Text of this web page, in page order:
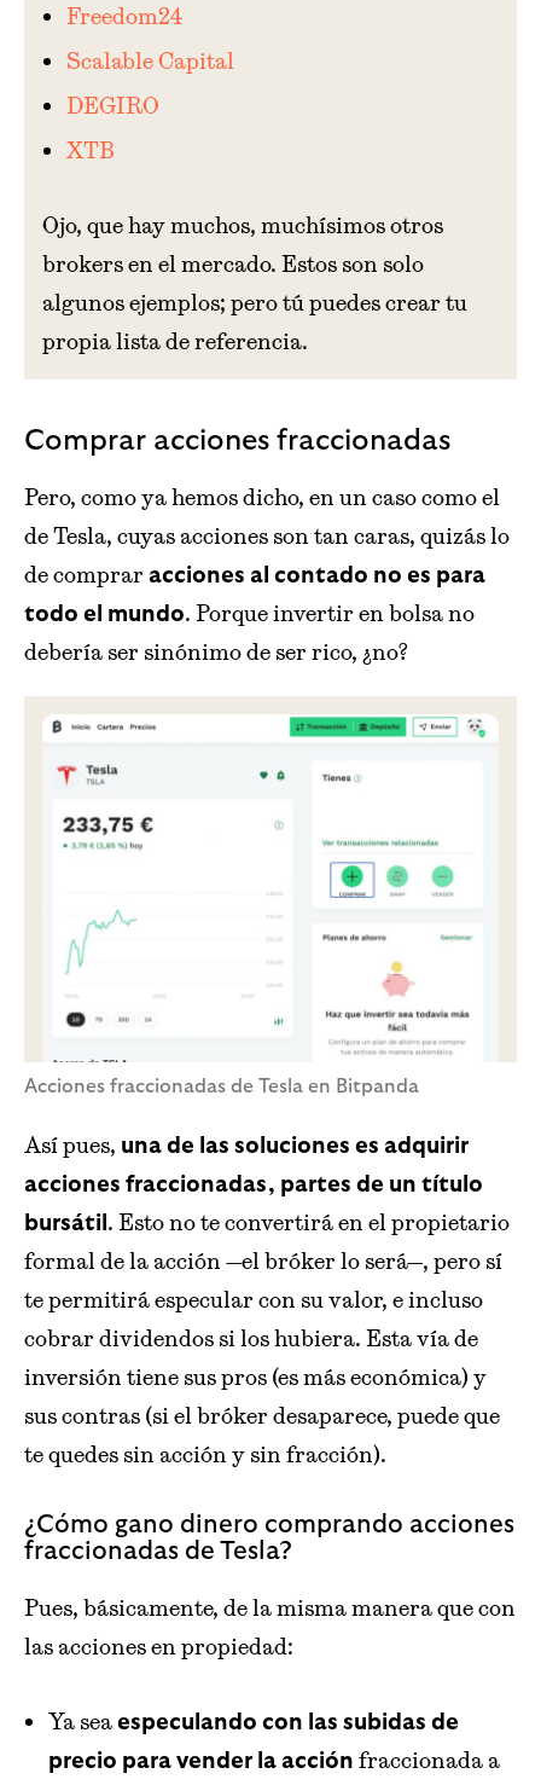
Freedom24
Scalable Capital
DEGIRO
XTB
Ojo, que hay muchos, muchísimos otros
brokers en el mercado. Estos son solo
algunos ejemplos; pero tú puedes crear tu
propia lista de referencia.
Comprar acciones fraccionadas
Pero, como ya hemos dicho, en un caso como el
de Tesla, cuyas acciones son tan caras, quizás lo
de comprar acciones al contado no es para
todo el mundo. Porque invertir en bolsa no
debería ser sinónimo de ser rico, ¿no?
Acciones fraccionadas de Tesla en Bitpanda
Así pues, una de las soluciones es adquirir
acciones fraccionadas, partes de un título
bursátil . Esto no te convertirá en el propietario
formal de la acción —el bróker lo será—, pero sí
te permitirá especular con su valor, e incluso
cobrar dividendos si los hubiera. Esta vía de
inversión tiene sus pros (es más económica) y
sus contras (si el bróker desaparece, puede que
te quedes sin acción y sin fracción).
¿Cómo gano dinero comprando acciones
fraccionadas de Tesla?
Pues, básicamente, de la misma manera que con
las acciones en propiedad:
Ya sea especulando con las subidas de
precio para vender la acción fraccionada a